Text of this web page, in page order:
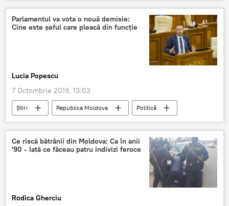
Parlamentul va vota o nouă demisie:
Cine este șeful care pleacă din funcție
Lucia Popescu
7 Octombrie 2019, 13:03
Știri Republica Moldova
Politică
CSM
CSJ
Parlament
demisie
Ce riscă bătrânii din Moldova: Ca în anii
'90 - Iată ce făceau patru indivizi feroce
Rodica Gherciu